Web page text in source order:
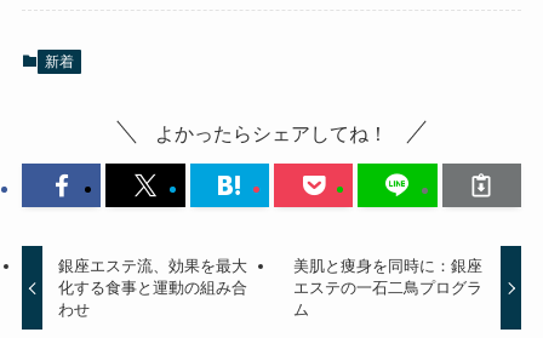
新着
よかったらシェアしてね！
銀座エステ流、効果を最大
化する食事と運動の組み合
わせ
美肌と痩身を同時に：銀座
エステの一石二鳥プログラ
ム